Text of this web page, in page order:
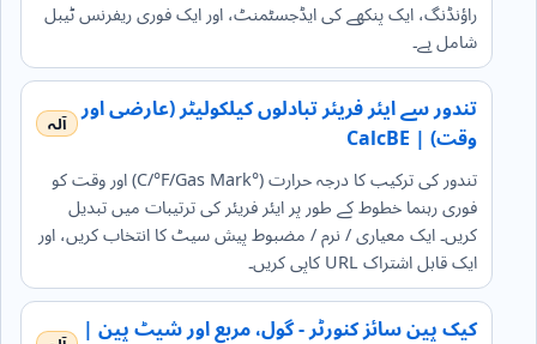
راؤنڈنگ، ایک پنکھے کی ایڈجسٹمنٹ، اور ایک فوری ریفرنس ٹیبل
شامل ہے۔
تندور سے ایئر فریئر تبادلوں کیلکولیٹر (عارضی اور
وقت) | CalcBE
تندور کی ترکیب کا درجہ حرارت (°C/°F/Gas Mark) اور وقت کو
فوری رہنما خطوط کے طور پر ایئر فریئر کی ترتیبات میں تبدیل
کریں۔ ایک معیاری / نرم / مضبوط پیش سیٹ کا انتخاب کریں، اور
ایک قابل اشتراک URL کاپی کریں۔
کیک پین سائز کنورٹر - گول، مربع اور شیٹ پین |